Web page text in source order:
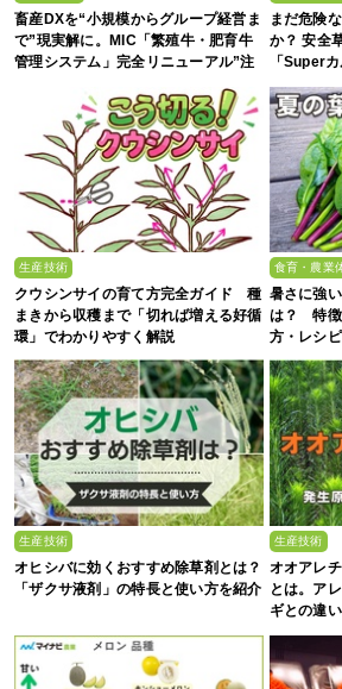
畜産DXを“小規模からグループ経営ま
で”現実解に。MIC「繁殖牛・肥育牛
管理システム」完全リニューアル”注
まだ危険
か？ 安全
「Super
生産技術
クウシンサイの育て方完全ガイド 種
まきから収穫まで「切れば増える好循
環」でわかりやすく解説
食育・農業
暑さに強
は？ 特徴
方・レシ
生産技術
オヒシバに効くおすすめ除草剤とは？
「ザクサ液剤」の特長と使い方を紹介
生産技術
オオアレ
とは。ア
ギとの違
解説